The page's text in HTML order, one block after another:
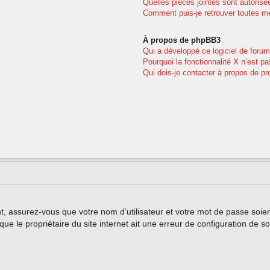
Quelles pièces jointes sont
Comment puis-je retrouver toutes
À propos de phpBB3
Qui a développé ce logiciel de
Pourquoi la fonctionnalité X n’est
Qui dois-je contacter à propos de
vous que votre nom d’utilisateur et votre mot de passe
le propriétaire du site internet ait une erreur de configuration de